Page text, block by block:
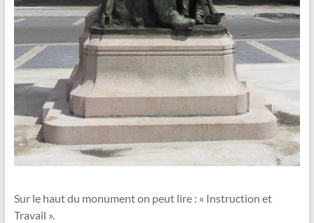
Sur le haut du monument on peut lire : « Instruction et
Travail ».